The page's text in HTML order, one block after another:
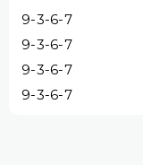
9-3-6-7
9-3-6-7
9-3-6-7
9-3-6-7